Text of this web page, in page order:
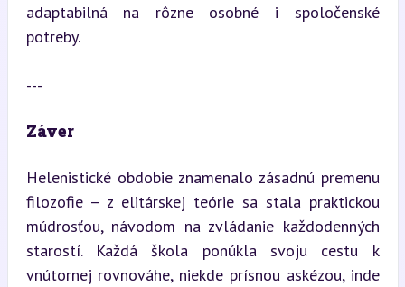
adaptabilná na rôzne osobné i spoločenské
potreby.
---
Záver
Helenistické obdobie znamenalo zásadnú premenu
filozofie – z elitárskej teórie sa stala praktickou
múdrosťou, návodom na zvládanie každodenných
starostí. Každá škola ponúkla svoju cestu k
vnútornej rovnováhe, niekde prísnou askézou, inde